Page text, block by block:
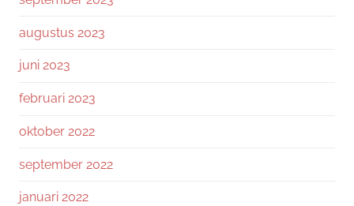
augustus 2023
juni 2023
februari 2023
oktober 2022
september 2022
januari 2022